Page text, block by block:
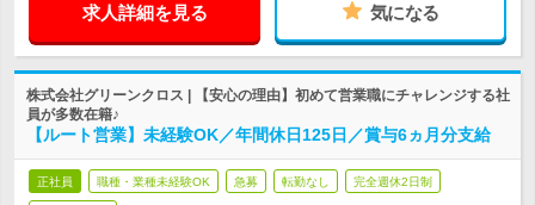
求人詳細を見る 気になる
株式会社グリーンクロス | 【安心の理由】初めて営業職にチャレンジする社
員が多数在籍♪
【ルート営業】未経験OK／年間休日125日／賞与6ヵ月分支給
正社員 職種・業種未経験OK 急募 転勤なし 完全週休2日制